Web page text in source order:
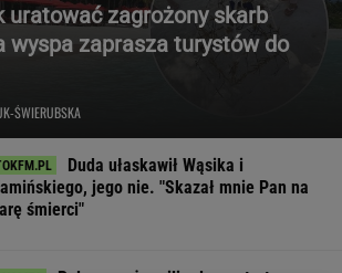
uratować zagrożony skarb
wyspa zaprasza turystów do
ŚWIERUBSKA
Duda ułaskawił Wąsika i
jego nie. "Skazał mnie Pan na
śmierci"